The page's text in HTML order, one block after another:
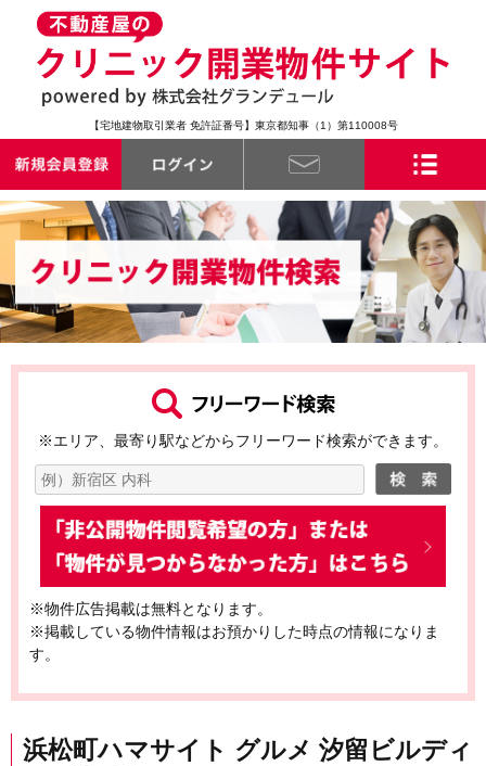
【宅地建物取引業者 免許証番号】東京都知事（1）第110008号
※エリア、最寄り駅などからフリーワード検索ができます。
※物件広告掲載は無料となります。
※掲載している物件情報はお預かりした時点の情報になりま
す。
浜松町ハマサイト グルメ 汐留ビルディ